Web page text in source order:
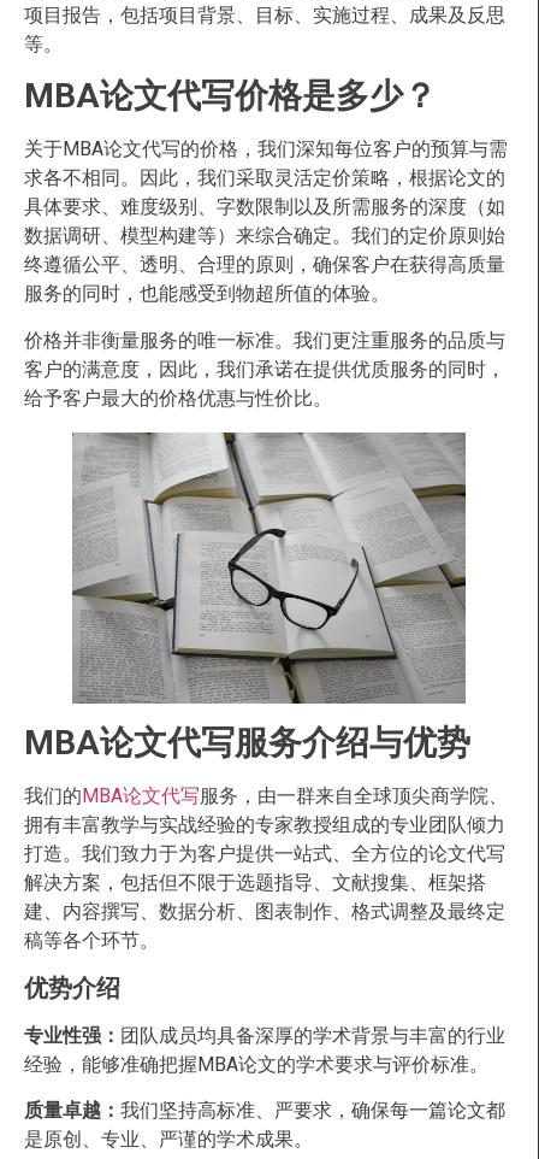
项目报告，包括项目背景、目标、实施过程、成果及反思
等。
MBA论文代写价格是多少？
关于MBA论文代写的价格，我们深知每位客户的预算与需
求各不相同。因此，我们采取灵活定价策略，根据论文的
具体要求、难度级别、字数限制以及所需服务的深度（如
数据调研、模型构建等）来综合确定。我们的定价原则始
终遵循公平、透明、合理的原则，确保客户在获得高质量
服务的同时，也能感受到物超所值的体验。
价格并非衡量服务的唯一标准。我们更注重服务的品质与
客户的满意度，因此，我们承诺在提供优质服务的同时，
给予客户最大的价格优惠与性价比。
MBA论文代写服务介绍与优势
我们的MBA论文代写服务，由一群来自全球顶尖商学院、
拥有丰富教学与实战经验的专家教授组成的专业团队倾力
打造。我们致力于为客户提供一站式、全方位的论文代写
解决方案，包括但不限于选题指导、文献搜集、框架搭
建、内容撰写、数据分析、图表制作、格式调整及最终定
稿等各个环节。
优势介绍
专业性强： 团队成员均具备深厚的学术背景与丰富的行业
经验，能够准确把握MBA论文的学术要求与评价标准。
质量卓越： 我们坚持高标准、严要求，确保每一篇论文都
是原创、专业、严谨的学术成果。